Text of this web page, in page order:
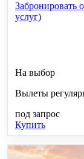
Забронировать
услуг)
На выбор
Вылеты
под запрос
Купить